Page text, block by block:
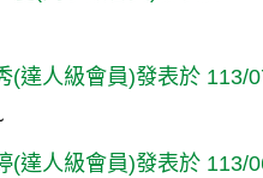
(達人級會員)發表於 113/
(達人級會員)發表於 113/